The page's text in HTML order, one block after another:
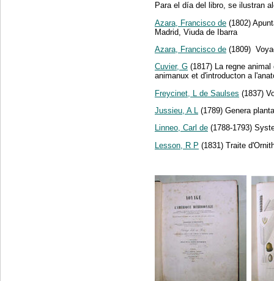
Para el día del libro, se ilustran
Azara, Francisco de (1802)
Madrid, Viuda de Ibarra
Azara, Francisco de (1809)
Cuvier, G (1817) La regne
animanux et d'introducton a
Freycinet, L de Saulses (1837)
Jussieu, A L
(1789) Genera
Linneo, Carl de (1788-1793)
Lesson, R P (1831) Traite